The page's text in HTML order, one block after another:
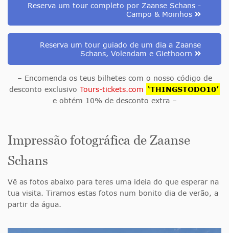
Reserva um tour completo por Zaanse Schans -
Campo & Moinhos
Reserva um tour guiado de um dia a Zaanse
Schans, Volendam e Giethoorn
– Encomenda os teus bilhetes com o nosso código de
desconto exclusivo Tours-tickets.com ‘THINGSTODO10’
e obtém 10% de desconto extra –
Impressão fotográfica de Zaanse
Schans
Vê as fotos abaixo para teres uma ideia do que esperar na
tua visita. Tiramos estas fotos num bonito dia de verão, a
partir da água.